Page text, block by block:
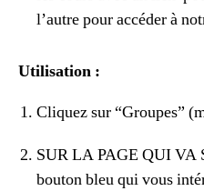
l’autre pour accéder à
Utilisation :
Cliquez sur “Groupes”
SUR LA PAGE QUI VA
bouton bleu qui vous